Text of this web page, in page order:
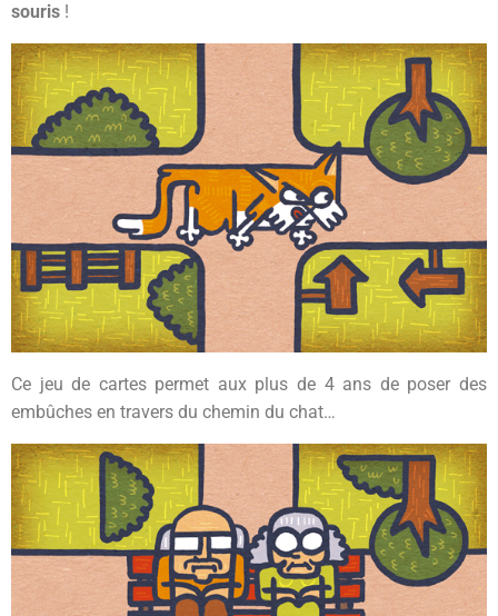
souris !
Ce jeu de cartes permet aux plus de 4 ans de poser des
embûches en travers du chemin du chat…